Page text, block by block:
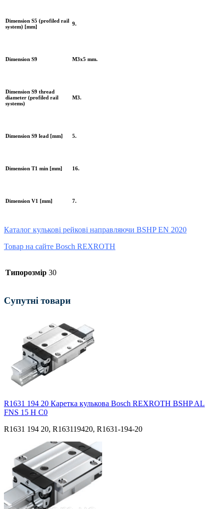
Dimension S5 (profiled rail
system) [mm]
9.
Dimension S9 M3x5 mm.
Dimension S9 thread
diameter (profiled rail
systems)
M3.
Dimension S9 lead [mm] 5.
Dimension T1 min [mm] 16.
Dimension V1 [mm] 7.
Каталог кулькові рейкові направляючи BSHP EN 2020
Товар на сайте Bosch REXROTH
Типорозмір 30
Супутні товари
R1631 194 20 Каретка кулькова Bosch REXROTH BSHP AL
FNS 15 H С0
R1631 194 20, R163119420, R1631-194-20